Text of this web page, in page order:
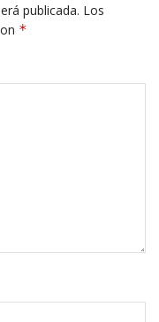
publicada. Los
*